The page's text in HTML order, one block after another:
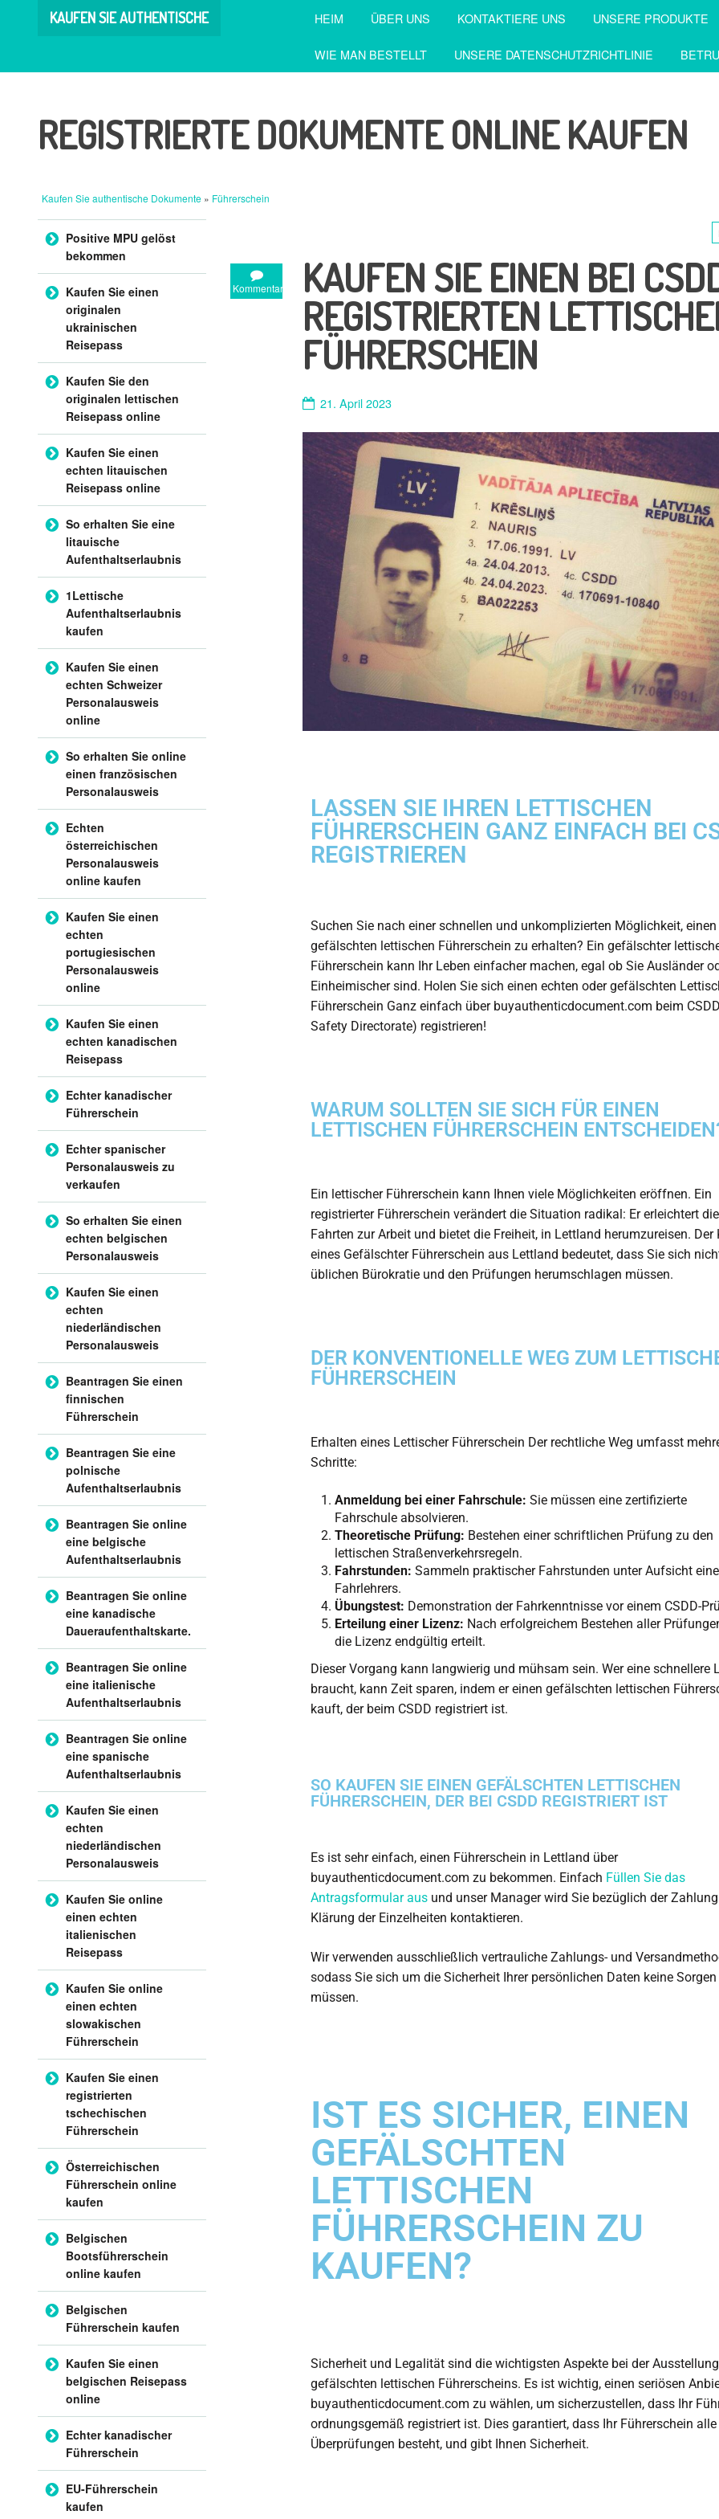
KAUFEN SIE AUTHENTISCHE HEIM ÜBER UNS KONTAKTIERE UNS UNSERE PRODUKTE
WIE MAN BESTELLT UNSERE DATENSCHUTZRICHTLINIE
REGISTRIERTE DOKUMENTE ONLINE KAUFEN
Kaufen Sie authentische Dokumente » Führerschein
Kommentar
KAUFEN SIE EINEN BEI
REGISTRIERTEN
FÜHRERSCHEIN
21. April 2023
LASSEN SIE IHREN LETTISCHEN
FÜHRERSCHEIN GANZ EINFACH BEI
REGISTRIEREN
Suchen Sie nach einer schnellen und unkomplizierten Möglichkeit, einen
gefälschten lettischen Führerschein zu erhalten? Ein gefälschter
Führerschein kann Ihr Leben einfacher machen, egal ob Sie Ausländer
Einheimischer sind. Holen Sie sich einen echten oder gefälschten
Führerschein Ganz einfach über buyauthenticdocument.com beim
Safety Directorate) registrieren!
WARUM SOLLTEN SIE SICH FÜR EINEN
LETTISCHEN FÜHRERSCHEIN
Ein lettischer Führerschein kann Ihnen viele Möglichkeiten eröffnen. Ein
registrierter Führerschein verändert die Situation radikal: Er erleichtert
Fahrten zur Arbeit und bietet die Freiheit, in Lettland herumzureisen.
eines Gefälschter Führerschein aus Lettland bedeutet, dass Sie sich
üblichen Bürokratie und den Prüfungen herumschlagen müssen.
DER KONVENTIONELLE WEG ZUM
FÜHRERSCHEIN
Erhalten eines Lettischer Führerschein Der rechtliche Weg umfasst
Schritte:
Anmeldung bei einer Fahrschule: Sie müssen eine zertifizierte
Fahrschule absolvieren.
Theoretische Prüfung: Bestehen einer schriftlichen Prüfung zu den
lettischen Straßenverkehrsregeln.
Fahrstunden: Sammeln praktischer Fahrstunden unter Aufsicht
Fahrlehrers.
Übungstest: Demonstration der Fahrkenntnisse vor einem CSDD-
Erteilung einer Lizenz: Nach erfolgreichem Bestehen aller
die Lizenz endgültig erteilt.
Dieser Vorgang kann langwierig und mühsam sein. Wer eine schnellere
braucht, kann Zeit sparen, indem er einen gefälschten lettischen
kauft, der beim CSDD registriert ist.
SO KAUFEN SIE EINEN GEFÄLSCHTEN LETTISCHEN
FÜHRERSCHEIN, DER BEI CSDD REGISTRIERT IST
Es ist sehr einfach, einen Führerschein in Lettland über
buyauthenticdocument.com zu bekommen. Einfach Füllen Sie das
Antragsformular aus und unser Manager wird Sie bezüglich der
Klärung der Einzelheiten kontaktieren.
Wir verwenden ausschließlich vertrauliche Zahlungs- und
sodass Sie sich um die Sicherheit Ihrer persönlichen Daten keine
müssen.
IST ES SICHER, EINEN
GEFÄLSCHTEN
LETTISCHEN
FÜHRERSCHEIN ZU
KAUFEN?
Sicherheit und Legalität sind die wichtigsten Aspekte bei der
gefälschten lettischen Führerscheins. Es ist wichtig, einen seriösen
buyauthenticdocument.com zu wählen, um sicherzustellen, dass Ihr
ordnungsgemäß registriert ist. Dies garantiert, dass Ihr Führerschein alle
Überprüfungen besteht, und gibt Ihnen Sicherheit.
Zum Inhalt springen
Positive MPU gelöst
bekommen
Kaufen Sie einen
originalen
ukrainischen
Reisepass
Kaufen Sie den
originalen lettischen
Reisepass online
Kaufen Sie einen
echten litauischen
Reisepass online
So erhalten Sie eine
litauische
Aufenthaltserlaubnis
1Lettische
Aufenthaltserlaubnis
kaufen
Kaufen Sie einen
echten Schweizer
Personalausweis
online
So erhalten Sie online
einen französischen
Personalausweis
Echten
österreichischen
Personalausweis
online kaufen
Kaufen Sie einen
echten
portugiesischen
Personalausweis
online
Kaufen Sie einen
echten kanadischen
Reisepass
Echter kanadischer
Führerschein
Echter spanischer
Personalausweis zu
verkaufen
So erhalten Sie einen
echten belgischen
Personalausweis
Kaufen Sie einen
echten
niederländischen
Personalausweis
Beantragen Sie einen
finnischen
Führerschein
Beantragen Sie eine
polnische
Aufenthaltserlaubnis
Beantragen Sie online
eine belgische
Aufenthaltserlaubnis
Beantragen Sie online
eine kanadische
Daueraufenthaltskarte.
Beantragen Sie online
eine italienische
Aufenthaltserlaubnis
Beantragen Sie online
eine spanische
Aufenthaltserlaubnis
Kaufen Sie einen
echten
niederländischen
Personalausweis
Kaufen Sie online
einen echten
italienischen
Reisepass
Kaufen Sie online
einen echten
slowakischen
Führerschein
Kaufen Sie einen
registrierten
tschechischen
Führerschein
Österreichischen
Führerschein online
kaufen
Belgischen
Bootsführerschein
online kaufen
Belgischen
Führerschein kaufen
Kaufen Sie einen
belgischen Reisepass
online
Echter kanadischer
Führerschein
EU-Führerschein
kaufen